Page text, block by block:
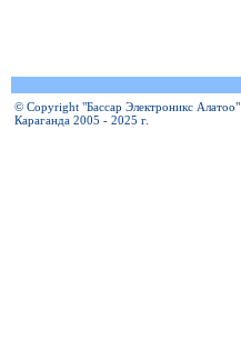
© Copyright "Бассар Электроникс Алатоо"
Караганда 2005 - 2025 г.